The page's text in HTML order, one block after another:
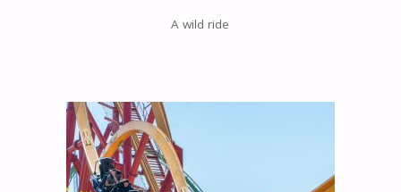
A wild ride